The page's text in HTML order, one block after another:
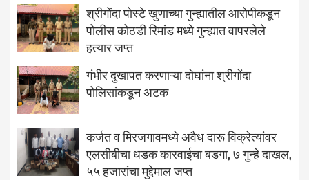
श्रीगोंदा पोस्टे खुणाच्या गुन्ह्यातील आरोपीकडून
पोलीस कोठडी रिमांड मध्ये गुन्ह्यात वापरलेले
हत्यार जप्त
गंभीर दुखापत करणाऱ्या दोघांना श्रीगोंदा
पोलिसांकडून अटक
कर्जत व मिरजगावमध्ये अवैध दारू विक्रेत्यांवर
एलसीबीचा धडक कारवाईचा बडगा, ७ गुन्हे दाखल,
५५ हजारांचा मुद्देमाल जप्त